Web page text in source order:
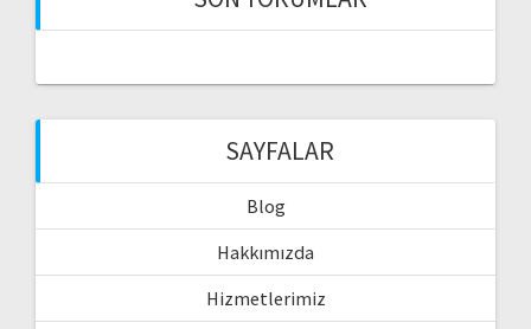
SAYFALAR
Blog
Hakkımızda
Hizmetlerimiz